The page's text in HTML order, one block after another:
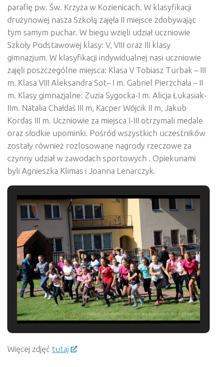
parafię pw. Św. Krzyża w Kozienicach. W klasyfikacji
drużynowej nasza Szkołą zajęła II miejsce zdobywając
tym samym puchar. W biegu wzięli udział uczniowie
Szkoły Podstawowej klasy: V, VIII oraz III klasy
gimnazjum. W klasyfikacji indywidualnej nasi uczniowie
zajęli poszczególne miejsca: Klasa V Tobiasz Turbak – III
m. Klasa VIII Aleksandra Sot– I m. Gabriel Pierzchała – II
m. Klasy gimnazjalne: Zuzia Sygocka-I m. Alicja Łukasiak-
IIm. Natalia Chałdaś III m, Kacper Wójcik II m, Jakub
Kordas III m. Uczniowie za miejsca I-III otrzymali medale
oraz słodkie upominki. Pośród wszystkich uczestników
zostały również rozlosowane nagrody rzeczowe za
czynny udział w zawodach sportowych . Opiekunami
byli Agnieszka Klimas i Joanna Lenarczyk.
Więcej zdjęć tutaj